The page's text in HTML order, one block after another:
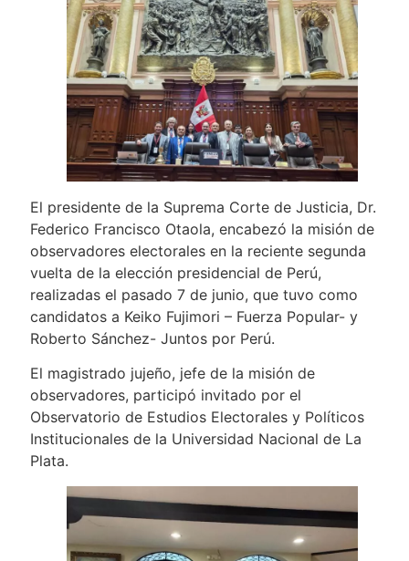
El presidente de la Suprema Corte de Justicia, Dr.
Federico Francisco Otaola, encabezó la misión de
observadores electorales en la reciente segunda
vuelta de la elección presidencial de Perú,
realizadas el pasado 7 de junio, que tuvo como
candidatos a Keiko Fujimori – Fuerza Popular- y
Roberto Sánchez- Juntos por Perú.
El magistrado jujeño, jefe de la misión de
observadores, participó invitado por el
Observatorio de Estudios Electorales y Políticos
Institucionales de la Universidad Nacional de La
Plata.